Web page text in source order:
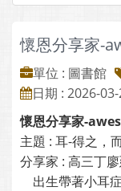
懷恩分享家-
單位 : 圖書館
日期 : 2026-
懷恩分享家-
主題 : 耳-得之，
分享家 : 高三丁
出生帶著小耳